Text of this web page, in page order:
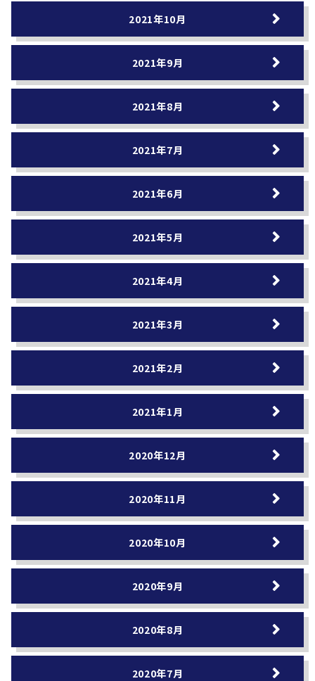
2021年10月
2021年9月
2021年8月
2021年7月
2021年6月
2021年5月
2021年4月
2021年3月
2021年2月
2021年1月
2020年12月
2020年11月
2020年10月
2020年9月
2020年8月
2020年7月